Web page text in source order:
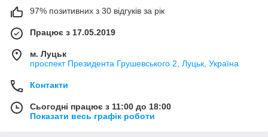
97% позитивних з 30 відгуків за рік
Працює з 17.05.2019
м. Луцьк
проспект Президента Грушевського 2, Луцьк, Україна
Контакти
Сьогодні працює з 11:00 до 18:00
Показати весь графік роботи